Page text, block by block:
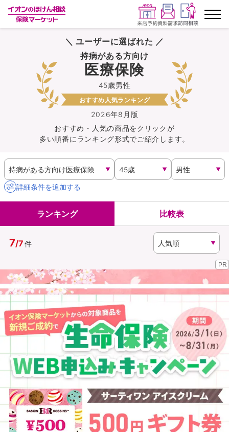
ランキングから探す
保険を比較する
保険会社から探す
イオンカード会員さま専用保険
キャンペーン一覧
コラム
イオングループ従業員さま向け
（無料） （無料）
イオンカード会員さま専用保険
＼ ユーザーに選ばれた ／
2026年8月版
45歳男性
持病がある方向け
医療保険
おすすめ人気ランキング
おすすめ・人気の商品をクリックが
多い順番にランキング形式でご紹介します。
詳細条件を追加する
ランキング 比較表
7/7件
PR